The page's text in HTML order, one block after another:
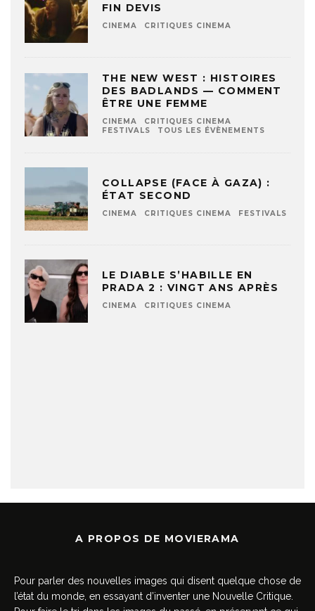
FIN DEVIS
CINEMA CRITIQUES CINEMA
THE NEW WEST : HISTOIRES
DES BADLANDS — COMMENT
ÊTRE UNE FEMME
CINEMA
CRITIQUES CINEMA
FESTIVALS
TOUS LES ÉVÈNEMENTS
COLLAPSE (FACE À GAZA) :
ÉTAT SECOND
CINEMA CRITIQUES CINEMA FESTIVALS
LE DIABLE S’HABILLE EN
PRADA 2 : VINGT ANS APRÈS
CINEMA CRITIQUES CINEMA
A PROPOS DE MOVIERAMA
Pour parler des nouvelles images qui disent quelque chose de
l’état du monde, en essayant d’inventer une Nouvelle Critique.